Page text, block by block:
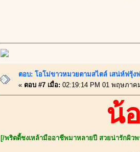
ตอบ: โอโม่ขาวหมวยตามสไตล์ เสน่ห์ฟรุ้ง
« ตอบ #7 เมื่อ: 02:19:14 PM 01 พฤษภาค
น้
[/พริตตี้ชงเหล้ามืออาชีพมาหลายปี สวยน่ารักผิว